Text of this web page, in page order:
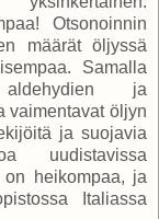
Otsonoinnin
määrät öljyssä
Samalla
ja
vaimentavat öljyn
ja suojavia
uudistavissa
heikompaa, ja
Italiassa